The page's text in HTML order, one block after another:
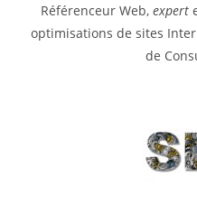
Référenceur Web, expert
optimisations de sites
de